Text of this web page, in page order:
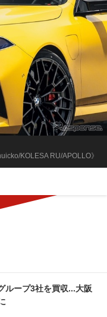
KOLESA RU/APOLLO》
ループ3社を買収...大阪